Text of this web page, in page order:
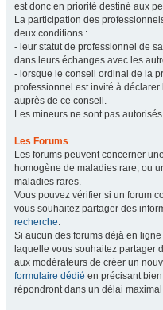
est donc en priorité destiné aux
La participation des
deux conditions :
- leur statut de professionnel de
dans leurs échanges avec les
- lorsque le conseil ordinal de la
professionnel est invité à
auprès de ce conseil.
Les mineurs ne sont pas
Les Forums
Les forums peuvent concerner
homogène de maladies rare, ou
maladies rares.
Vous pouvez vérifier si un forum
vous souhaitez partager des
recherche.
Si aucun des forums déjà en
laquelle vous souhaitez partager
aux modérateurs de créer un
formulaire dédié en précisant
répondront dans un délai